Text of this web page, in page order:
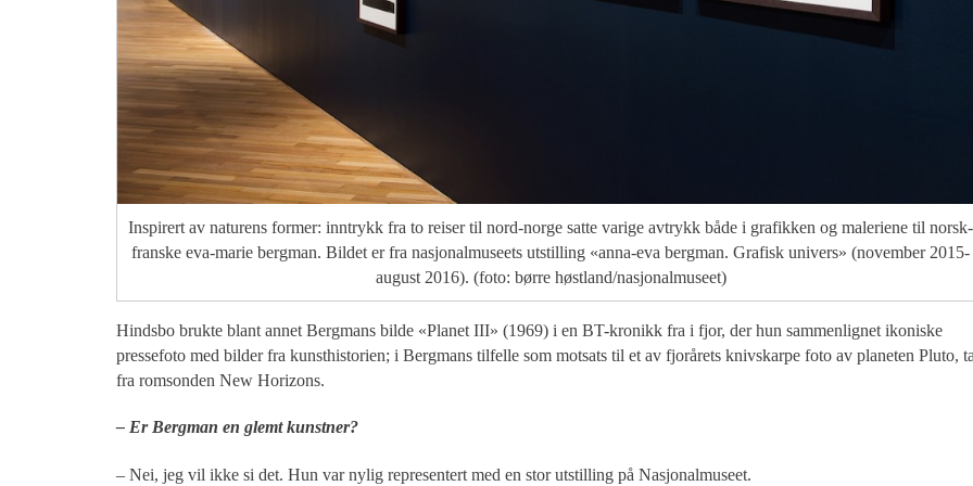
Inspirert av naturens former: inntrykk fra to reiser til nord-norge satte varige avtrykk både i grafikken og maleriene til norsk-
franske eva-marie bergman. Bildet er fra nasjonalmuseets utstilling «anna-eva bergman. Grafisk univers» (november 2015-
august 2016). (foto: børre høstland/nasjonalmuseet)
Hindsbo brukte blant annet Bergmans bilde «Planet III» (1969) i en BT-kronikk fra i fjor, der hun sammenlignet ikoniske
pressefoto med bilder fra kunsthistorien; i Bergmans tilfelle som motsats til et av fjorårets knivskarpe foto av planeten Pluto,
fra romsonden New Horizons.
– Er Bergman en glemt kunstner?
– Nei, jeg vil ikke si det. Hun var nylig representert med en stor utstilling på Nasjonalmuseet.